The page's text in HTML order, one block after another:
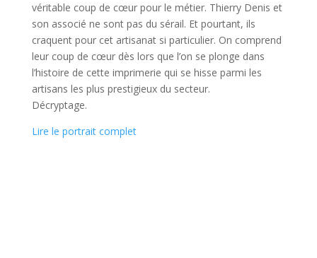
véritable coup de cœur pour le métier. Thierry Denis et
son associé ne sont pas du sérail. Et pourtant, ils
craquent pour cet artisanat si particulier. On comprend
leur coup de cœur dès lors que l’on se plonge dans
l’histoire de cette imprimerie qui se hisse parmi les
artisans les plus prestigieux du secteur.
Décryptage.
Lire le portrait complet